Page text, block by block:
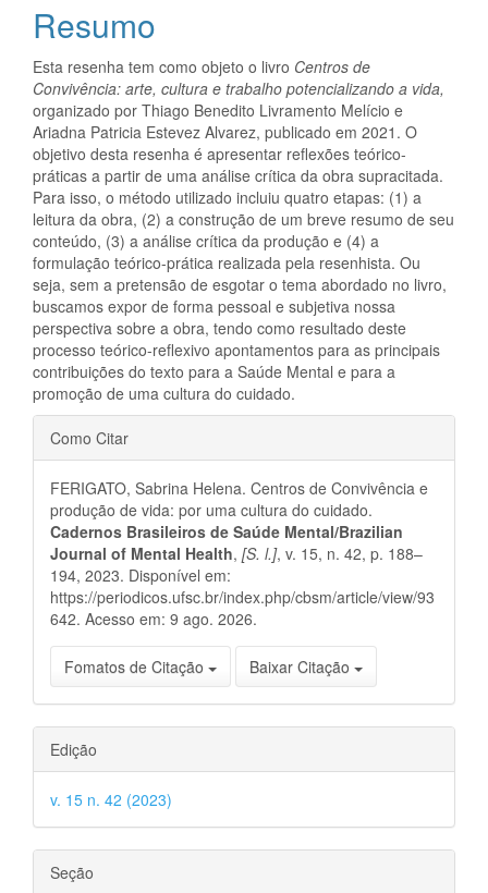
artigo
principal
Resumo
Esta resenha tem como objeto o livro Centros de
Convivência: arte, cultura e trabalho potencializando a vida,
organizado por Thiago Benedito Livramento Melício e
Ariadna Patricia Estevez Alvarez, publicado em 2021. O
objetivo desta resenha é apresentar reflexões teórico-
práticas a partir de uma análise crítica da obra supracitada.
Para isso, o método utilizado incluiu quatro etapas: (1) a
leitura da obra, (2) a construção de um breve resumo de seu
conteúdo, (3) a análise crítica da produção e (4) a
formulação teórico-prática realizada pela resenhista. Ou
seja, sem a pretensão de esgotar o tema abordado no livro,
buscamos expor de forma pessoal e subjetiva nossa
perspectiva sobre a obra, tendo como resultado deste
processo teórico-reflexivo apontamentos para as principais
contribuições do texto para a Saúde Mental e para a
promoção de uma cultura do cuidado.
Detalhes
do
artigo
Como Citar
FERIGATO, Sabrina Helena. Centros de Convivência e
produção de vida: por uma cultura do cuidado.
Cadernos Brasileiros de Saúde Mental/Brazilian
Journal of Mental Health, [S. l.], v. 15, n. 42, p. 188–
194, 2023. Disponível em:
https://periodicos.ufsc.br/index.php/cbsm/article/view/93
642. Acesso em: 9 ago. 2026.
Fomatos de Citação Baixar Citação
Edição
v. 15 n. 42 (2023)
Seção